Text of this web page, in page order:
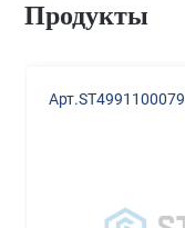
Продукты
Арт.ST4991100079